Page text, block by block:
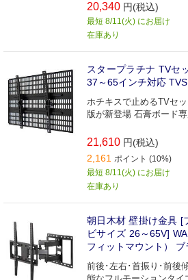
20,340 円(税込)
最短 8/11(火) にお届け
在庫あり
スタープラチナ TVセ
37～65インチ対応
ホチキスで止めるTVセ
版が新登場 石膏ボード
21,610 円(税込)
2,161 ポイント (10%)
最短 8/11(火) にお届け
在庫あり
朝日木材 壁掛け金具 [
ビサイズ 26～65V]
フィットマウント）
前後･左右･首振り･前後